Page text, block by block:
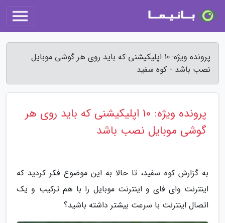
پرونده ویژه: 10 اپلیکیشنی که باید روی هر گوشی موبایل
نصب باشد - کوه سفید
پرونده ویژه: 10 اپلیکیشنی که باید روی هر
گوشی موبایل نصب باشد
به گزارش کوه سفید، تا حالا به این موضوع فکر کردید که
اینترنت وای فای و اینترنت موبایل را با هم ترکیب و یک
اتصال اینترنت با سرعت بیشتر داشته باشید؟